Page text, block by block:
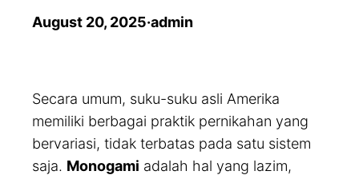
August 20, 2025·admin
Secara umum, suku-suku asli Amerika
memiliki berbagai praktik pernikahan yang
bervariasi, tidak terbatas pada satu sistem
saja. Monogami adalah hal yang lazim,